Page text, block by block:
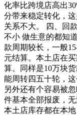
化率比跨境店高出
分带来稳定转化，
关系不大。 四、回
不小 做生意的都知
款周期较长，一般
元结算。本土店在
算。同样是10万块
能周转四五十轮，
另外还有个容易被
件基本全部报废，
本土店库存都在本